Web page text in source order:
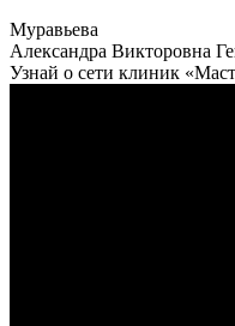
Муравьева
Александра Викторовна
Узнай о сети клиник